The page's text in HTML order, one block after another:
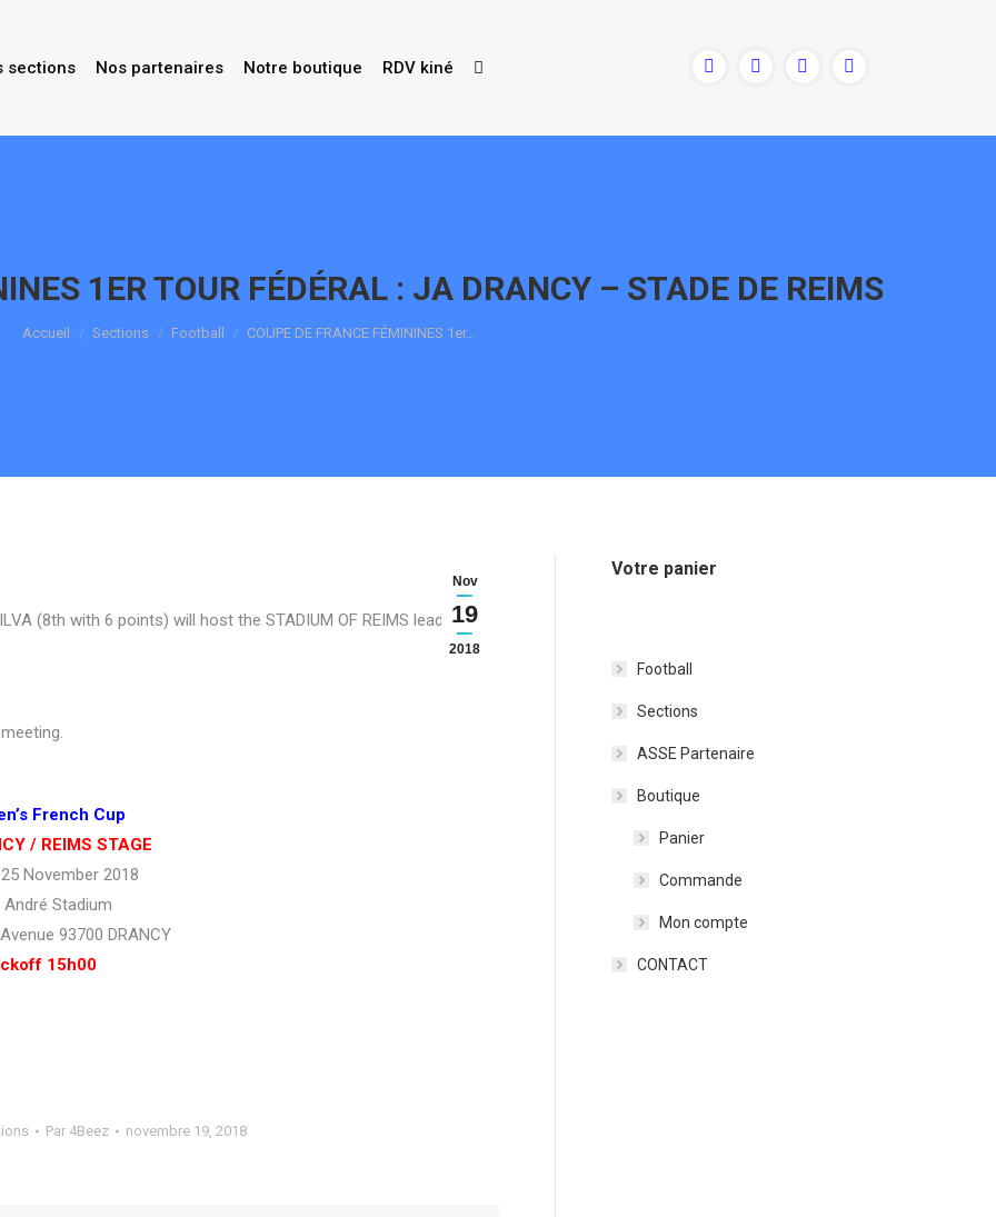
sections Nos partenaires Notre boutique RDV kiné
1ER TOUR FÉDÉRAL : JA DRANCY – STADE DE REIMS
Vous êtes ici :
Accueil Sections Football COUPE DE FRANCE FÉMININES 1er…
Nov
19
2018
(8th with 6 points) will host the STADIUM OF REIMS leader of
French Cup
/ REIMS STAGE
November 2018
André Stadium
93700 DRANCY
15h00
Par 4Beez novembre 19, 2018
Votre panier
Football
Sections
ASSE Partenaire
Boutique
Panier
Commande
Mon compte
CONTACT